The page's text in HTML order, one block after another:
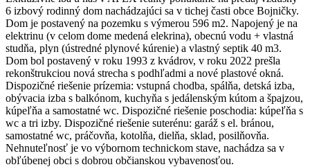
6 izbový rodinný dom nachádzajúci sa v tichej časti obce Bojničky.
Dom je postavený na pozemku s výmerou 596 m2. Napojený je na
elektrinu (v celom dome medená elekrina), obecnú vodu + vlastná
studňa, plyn (ústredné plynové kúrenie) a vlastný septik 40 m3.
Dom bol postavený v roku 1993 z kvádrov, v roku 2022 prešla
rekonštrukciou nová strecha s podhľadmi a nové plastové okná.
Dispozičné riešenie prízemia: vstupná chodba, spálňa, detská izba,
obývacia izba s balkónom, kuchyňa s jedálenským kútom a špajzou,
kúpeľňa a samostatné wc. Dispozičné riešenie poschodia: kúpeľňa s
wc a tri izby. Dispozičné riešenie suterénu: garáž s el. bránou,
samostatné wc, práčovňa, kotolňa, dielňa, sklad, posilňovňa.
Nehnuteľnosť je vo výbornom technickom stave, nachádza sa v
obľúbenej obci s dobrou občianskou vybavenosťou.